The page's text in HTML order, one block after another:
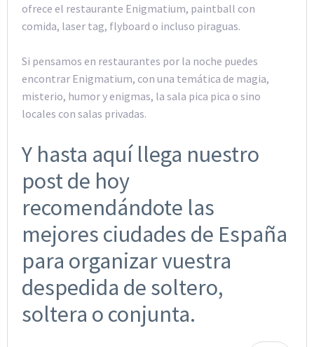
ofrece el restaurante Enigmatium, paintball con
comida, laser tag, flyboard o incluso piraguas.
Si pensamos en restaurantes por la noche puedes
encontrar Enigmatium, con una temática de magia,
misterio, humor y enigmas, la sala pica pica o sino
locales con salas privadas.
Y hasta aquí llega nuestro
post de hoy
recomendándote las
mejores ciudades de España
para organizar vuestra
despedida de soltero,
soltera o conjunta.